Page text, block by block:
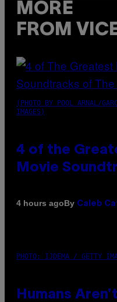
MORE
FROM
(PHOTO BY POOL ARNAL/
IMAGES)
4 of the
Movie
4 hours agoBy Caleb
PHOTO: IJDEMA / GETTY
Humans